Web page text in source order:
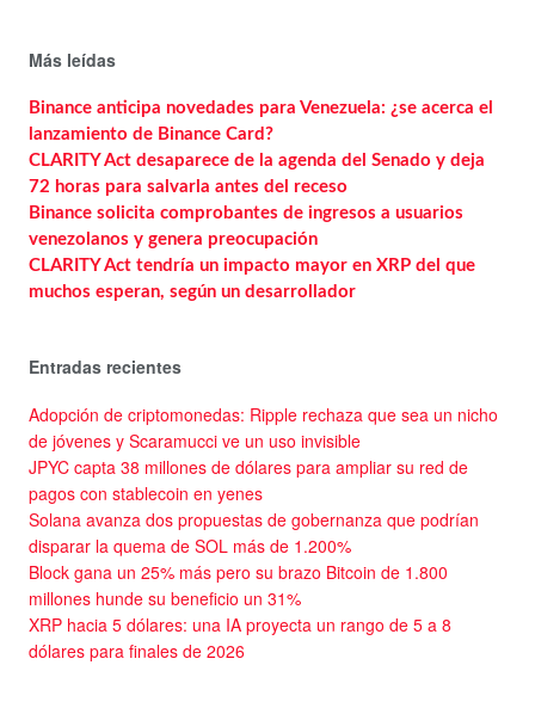
Más leídas
Binance anticipa novedades para Venezuela: ¿se acerca el
lanzamiento de Binance Card?
CLARITY Act desaparece de la agenda del Senado y deja
72 horas para salvarla antes del receso
Binance solicita comprobantes de ingresos a usuarios
venezolanos y genera preocupación
CLARITY Act tendría un impacto mayor en XRP del que
muchos esperan, según un desarrollador
Entradas recientes
Adopción de criptomonedas: Ripple rechaza que sea un nicho
de jóvenes y Scaramucci ve un uso invisible
JPYC capta 38 millones de dólares para ampliar su red de
pagos con stablecoin en yenes
Solana avanza dos propuestas de gobernanza que podrían
disparar la quema de SOL más de 1.200%
Block gana un 25% más pero su brazo Bitcoin de 1.800
millones hunde su beneficio un 31%
XRP hacia 5 dólares: una IA proyecta un rango de 5 a 8
dólares para finales de 2026